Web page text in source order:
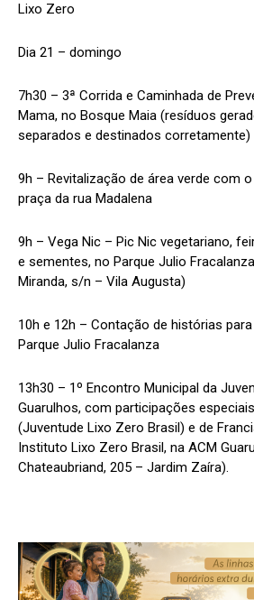
Lixo Zero
Dia 21 – domingo
7h30 – 3ª Corrida e Caminhada de
Mama, no Bosque Maia (resíduos
separados e destinados corretamente)
9h – Revitalização de área verde com
praça da rua Madalena
9h – Vega Nic – Pic Nic vegetariano,
e sementes, no Parque Julio
Miranda, s/n – Vila Augusta)
10h e 12h – Contação de histórias
Parque Julio Fracalanza
13h30 – 1º Encontro Municipal da
Guarulhos, com participações
(Juventude Lixo Zero Brasil) e de
Instituto Lixo Zero Brasil, na ACM
Chateaubriand, 205 – Jardim Zaíra).